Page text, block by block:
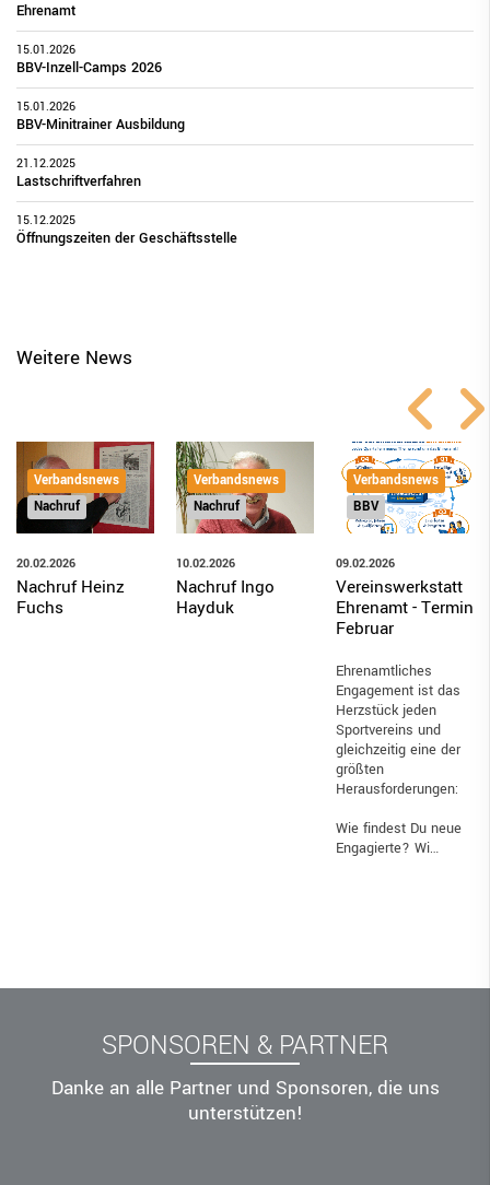
Ehrenamt
15.01.2026
BBV-Inzell-Camps 2026
15.01.2026
BBV-Minitrainer Ausbildung
21.12.2025
Lastschriftverfahren
15.12.2025
Öffnungszeiten der Geschäftsstelle
Weitere News
Verbandsnews
Nachruf
20.02.2026
Nachruf Heinz
Fuchs
Verbandsnews
Nachruf
10.02.2026
Nachruf Ingo
Hayduk
Verbandsnews
BBV
09.02.2026
Vereinswerkstatt
Ehrenamt - Termin
Februar
Ehrenamtliches
Engagement ist das
Herzstück jeden
Sportvereins und
gleichzeitig eine der
größten
Herausforderungen:
Wie findest Du neue
Engagierte? Wi…
SPONSOREN & PARTNER
Danke an alle Partner und Sponsoren, die uns
unterstützen!